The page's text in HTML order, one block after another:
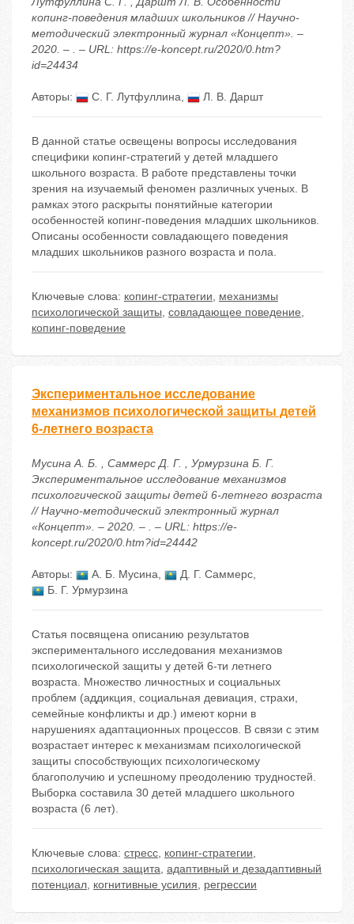
копинг-поведения младших школьников // Научно-
методический электронный журнал «Концепт». –
2020. – . – URL: https://e-koncept.ru/2020/0.htm?
id=24434
Авторы: С. Г. Лутфуллина, Л. В. Даршт
В данной статье освещены вопросы исследования
специфики копинг-стратегий у детей младшего
школьного возраста. В работе представлены точки
зрения на изучаемый феномен различных ученых. В
рамках этого раскрыты понятийные категории
особенностей копинг-поведения младших школьников.
Описаны особенности совладающего поведения
младших школьников разного возраста и пола.
Ключевые слова: копинг-стратегии, механизмы
психологической защиты, совладающее поведение,
копинг-поведение
Экспериментальное исследование
механизмов психологической защиты детей
6-летнего возраста
Мусина А. Б. , Саммерс Д. Г. , Урмурзина Б. Г.
Экспериментальное исследование механизмов
психологической защиты детей 6-летнего возраста
// Научно-методический электронный журнал
«Концепт». – 2020. – . – URL: https://e-
koncept.ru/2020/0.htm?id=24442
Авторы: А. Б. Мусина, Д. Г. Саммерс,
Б. Г. Урмурзина
Статья посвящена описанию результатов
экспериментального исследования механизмов
психологической защиты у детей 6-ти летнего
возраста. Множество личностных и социальных
проблем (аддикция, социальная девиация, страхи,
семейные конфликты и др.) имеют корни в
нарушениях адаптационных процессов. В связи с этим
возрастает интерес к механизмам психологической
защиты способствующих психологическому
благополучию и успешному преодолению трудностей.
Выборка составила 30 детей младшего школьного
возраста (6 лет).
Ключевые слова: стресс, копинг-стратегии,
психологическая защита, адаптивный и дезадаптивный
потенциал, когнитивные усилия, регрессии